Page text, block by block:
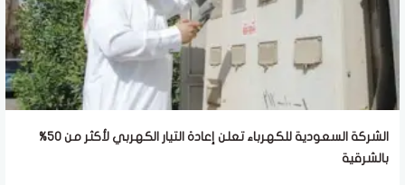
الشركة السعودية للكهرباء تعلن إعادة التيار الكهربي لأكثر من 50%
بالشرقية